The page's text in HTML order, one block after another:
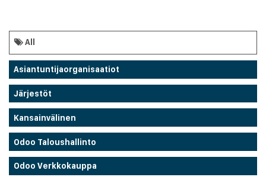
All
Asiantuntijaorganisaatiot
Järjestöt
Kansainvälinen
Odoo Taloushallinto
Odoo Verkkokauppa